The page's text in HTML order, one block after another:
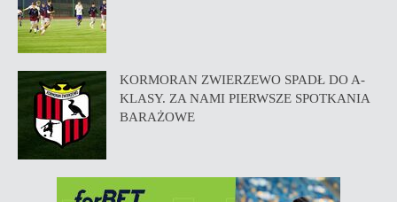
KORMORAN ZWIERZEWO SPADŁ DO A-
KLASY. ZA NAMI PIERWSZE SPOTKANIA
BARAŻOWE